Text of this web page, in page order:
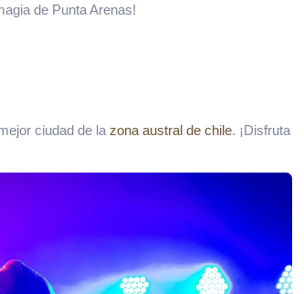
de Punta Arenas!
ciudad de la zona austral de chile. ¡Disfruta